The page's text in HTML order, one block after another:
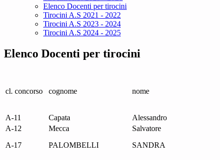
Elenco Docenti per tirocini
Tirocini A.S 2021 - 2022
Tirocini A.S 2023 - 2024
Tirocini A.S 2024 - 2025
Elenco Docenti per tirocini
cl. concorso cognome nome
A-11 Capata
Alessandro
A-12
Mecca
Salvatore
A-17
PALOMBELLI SANDRA